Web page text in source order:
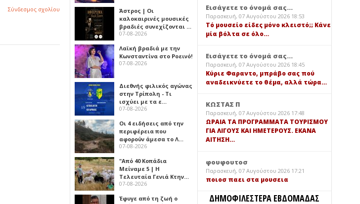
Σύνδεσμος σχολίου
Άστρος | Οι
καλοκαιρινές μουσικές
βραδιές συνεχίζονται …
07-08-2026
Λαϊκή βραδιά με την
Κωνσταντίνα στο Ροεινό!
07-08-2026
Διεθνής φιλικός αγώνας
στην Τρίπολη - Τι
ισχύει με τα ε…
07-08-2026
Οι 4 ειδήσεις από την
περιφέρεια που
αφορούν άμεσα το Λ…
07-08-2026
"Από 40 Κοπάδια
Μείναμε 5 | Η
Τελευταία Γενιά Κτην…
07-08-2026
Έφυγε από τη ζωή ο
Εισάγετε το όνομά σας...
Παρασκευή, 07 Αυγούστου 2026 18:53
Τό μουσείο είδες μόνο κλειστό;; Κάνε
μία βόλτα σε όλο…
Εισάγετε το όνομά σας...
Παρασκευή, 07 Αυγούστου 2026 18:45
Κύριε Φαραντο, μπράβο σας πού
αναδεικνύετε το θέμα, αλλά τώρα…
ΚΩΣΤΑΣ Π
Παρασκευή, 07 Αυγούστου 2026 17:48
ΩΡΑΙΑ ΤΑ ΠΡΟΓΡΑΜΜΑΤΑ ΤΟΥΡΙΣΜΟΥ
ΓΙΑ ΛΙΓΟΥΣ ΚΑΙ ΗΜΕΤΕΡΟΥΣ. ΕΚΑΝΑ
ΑΙΤΗΣΗ…
φουφουτοσ
Παρασκευή, 07 Αυγούστου 2026 17:21
ποιοσ παει στα μουσεια
ΔΗΜΟΦΙΛΕΣΤΕΡΑ ΕΒΔΟΜΑΔΑΣ